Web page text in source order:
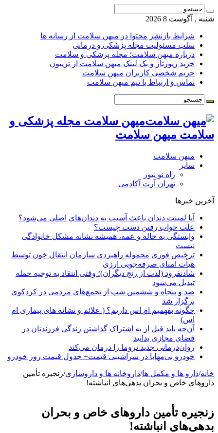
شنبه , آگوست 8 2026
شرایط بازنشر محتوا در میهن سلامت از رسانه ها
سلب مسئولیت مجله پزشکی و درمانی
درباره میهن سلامت؛ مجله پزشکی و سلامت
خرید رپورتاژ و بک لینک میهن سلامت از تریبون
حریم شخصی کاربران میهن سلامت
تماس و ارتباط با تیم میهن سلامت
میهن سلامت مجله پزشکی و
سلامت میهن سلامت
میهن سلامت
سایر
راه نو نیوز
تهران آرت آکادمی
آخرین خبرها
آیا لمینت دندان باعث آسیب به دندان‌های اصلی می‌شود؟
علت خواب رفتن دست چیست؟
وابستگی به خاله و عمه، همیشه نشانه مشکل خانوادگی
نیست
ترخیص فوری محموله راهبردی سازمان انتقال خون توسط
هیأت امنای صرفه‌جویی ارزی
شادنفرود (لذت از رنج دیگران)؛ وقتی انتقاد به توجیه حمله
تبدیل می‌شود
صد و پنجاه‌ و ششمین شب از تجمع‌های مردمی در کردکوی
برگزار شد
چگونه بفهمیم ام اس داریم؟ ( علائم و نشانه های بیماری ام
اس)
آن‌چه باید قبل از به اشتراک گذاشتن زندگی فرزندتان در
فضای مجازی بدانید
روان‌درمانی جدید تروما را درمان می‌کند
خودرو بی‌مهابا در سراشیبی قیمت+ جدول قیمت روز خودرو
خانه/دارو ها و مکمل ها/داروخانه ها و داروسازی/زنجیره تأمین
داروهای خاص و بحران بدهی‌های انباشته!
زنجیره تأمین داروهای خاص و بحران
بدهی‌های انباشته!